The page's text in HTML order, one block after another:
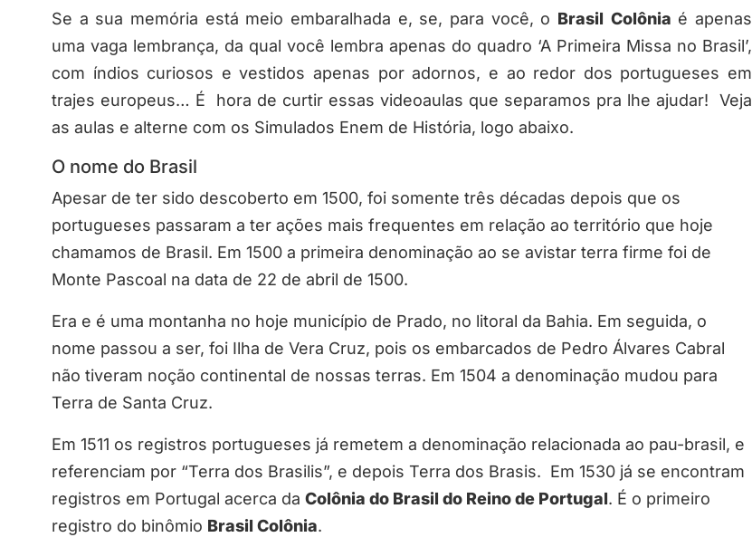
Se a sua memória está meio embaralhada e, se, para você, o Brasil Colônia é apenas
uma vaga lembrança, da qual você lembra apenas do quadro ‘A Primeira Missa no Brasil’,
com índios curiosos e vestidos apenas por adornos, e ao redor dos portugueses em
trajes europeus… É hora de curtir essas videoaulas que separamos pra lhe ajudar! Veja
as aulas e alterne com os Simulados Enem de História, logo abaixo.
O nome do Brasil
Apesar de ter sido descoberto em 1500, foi somente três décadas depois que os
portugueses passaram a ter ações mais frequentes em relação ao território que hoje
chamamos de Brasil. Em 1500 a primeira denominação ao se avistar terra firme foi de
Monte Pascoal na data de 22 de abril de 1500.
Era e é uma montanha no hoje município de Prado, no litoral da Bahia. Em seguida, o
nome passou a ser, foi Ilha de Vera Cruz, pois os embarcados de Pedro Álvares Cabral
não tiveram noção continental de nossas terras. Em 1504 a denominação mudou para
Terra de Santa Cruz.
Em 1511 os registros portugueses já remetem a denominação relacionada ao pau-brasil, e
referenciam por “Terra dos Brasilis”, e depois Terra dos Brasis. Em 1530 já se encontram
registros em Portugal acerca da Colônia do Brasil do Reino de Portugal. É o primeiro
registro do binômio Brasil Colônia.